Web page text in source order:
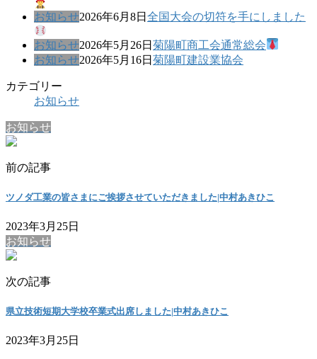
お知らせ2026年6月8日 全国大会の切符を手にしました
お知らせ2026年5月26日 菊陽町商工会通常総会
お知らせ2026年5月16日 菊陽町建設業協会
カテゴリー
お知らせ
お知らせ
前の記事
ツノダ工業の皆さまにご挨拶させていただきました|中村あきひこ
2023年3月25日
お知らせ
次の記事
県立技術短期大学校卒業式出席しました|中村あきひこ
2023年3月25日